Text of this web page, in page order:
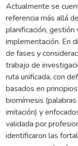
Actualmente se
referencia más allá
planificación, gestión
implementación. En
de fases y
trabajo de
ruta unificada, con
basados en
biomímesis (palabras
imitación) y
validada por
identificaron las